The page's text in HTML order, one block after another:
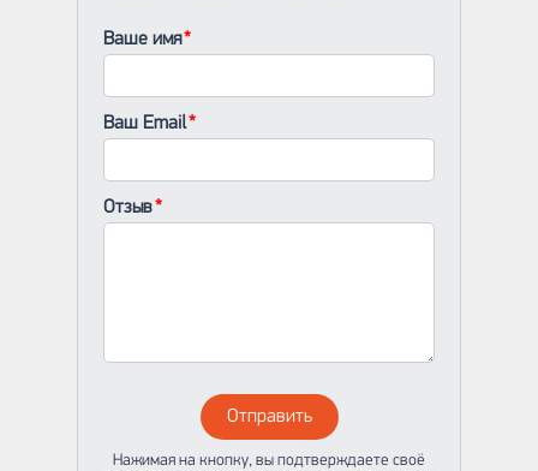
Ваше имя
Ваш Email
Отзыв
Отправить
Нажимая на кнопку, вы подтверждаете своё